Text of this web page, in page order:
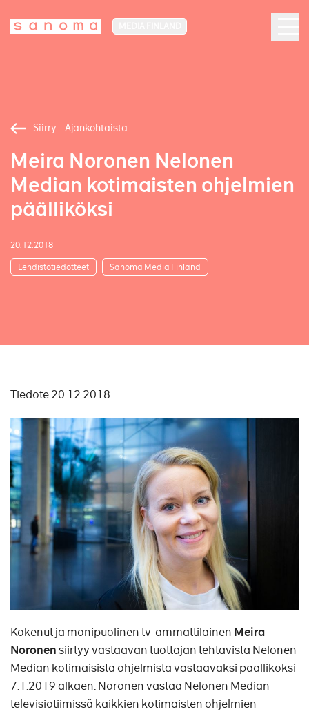
Siirry - Ajankohtaista
Meira Noronen Nelonen
Median kotimaisten ohjelmien
päälliköksi
20.12.2018
Lehdistötiedotteet Sanoma Media Finland
Tiedote 20.12.2018
Kokenut ja monipuolinen tv-ammattilainen Meira
Noronensiirtyy vastaavan tuottajan tehtävistä Nelonen
Median kotimaisista ohjelmista vastaavaksi päälliköksi
7.1.2019 alkaen. Noronen vastaa Nelonen Median
televisiotiimissä kaikkien kotimaisten ohjelmien